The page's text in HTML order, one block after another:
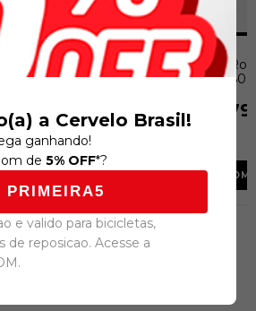
TEAM 30
Freehub XDR
60
a Cervelo Brasil!
ganhando!
de5% OFF*?
PRIMEIRA5
e valido para bicicletas,
de reposicao. Acesse a